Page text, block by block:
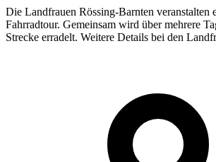
Die Landfrauen Rössing-Barnten veranstalten
Fahrradtour. Gemeinsam wird über mehrere
Strecke erradelt. Weitere Details bei den